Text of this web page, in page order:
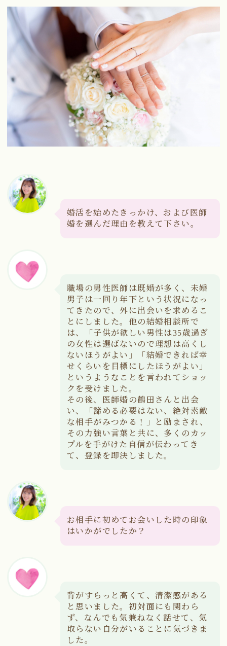
婚活を始めたきっかけ、および医師
婚を選んだ理由を教えて下さい。
職場の男性医師は既婚が多く、未婚
男子は一回り年下という状況になっ
てきたので、外に出会いを求めるこ
とにしました。他の結婚相談所で
は、「子供が欲しい男性は35歳過ぎ
の女性は選ばないので理想は高くし
ないほうがよい」「結婚できれば幸
せくらいを目標にしたほうがよい」
というようなことを言われてショッ
クを受けました。
その後、医師婚の鶴田さんと出会
い、「諦める必要はない、絶対素敵
な相手がみつかる！」と励まされ、
その力強い言葉と共に、多くのカッ
プルを手がけた自信が伝わってき
て、登録を即決しました。
お相手に初めてお会いした時の印象
はいかがでしたか？
背がすらっと高くて、清潔感がある
と思いました。初対面にも関わら
ず、なんでも気兼ねなく話せて、気
取らない自分がいることに気づきま
した。